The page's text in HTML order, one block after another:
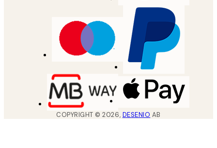
COPYRIGHT ©2026, DESENIO AB